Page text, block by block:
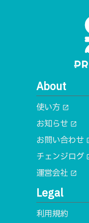
About
使い方 open_in_new
お知らせ open_in_new
お問い合わせ
チェンジログ
運営会社 open_in_new
Legal
利用規約